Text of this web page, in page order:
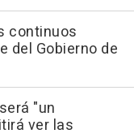
continuos
del Gobierno de
"un
ver las